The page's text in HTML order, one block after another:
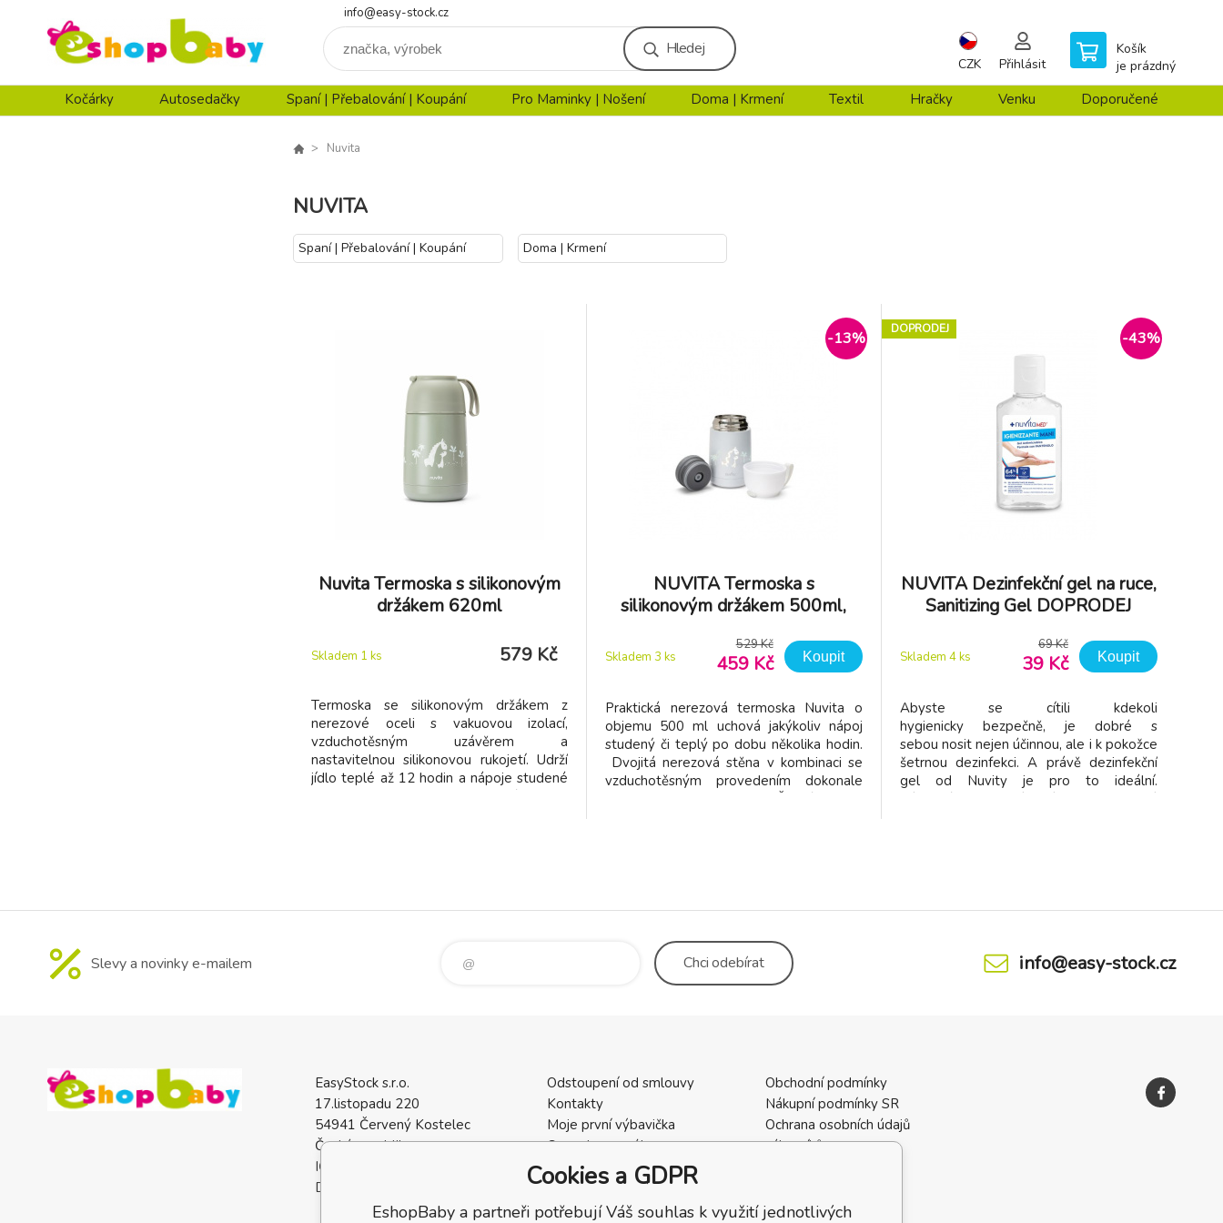
info@easy-stock.cz
Hledej
CZK Přihlásit
Košík
je prázdný
Kočárky Autosedačky Spaní | Přebalování | Koupání Pro Maminky | Nošení Doma | Krmení Textil Hračky Venku Doporučené
Nuvita
NUVITA
Spaní | Přebalování | Koupání Doma | Krmení
Nuvita Termoska s silikonovým
držákem 620ml
Skladem 1 ks 579 Kč
Termoska se silikonovým držákem z
nerezové oceli s vakuovou izolací,
vzduchotěsným uzávěrem a
nastavitelnou silikonovou rukojetí. Udrží
jídlo teplé až 12 hodin a nápoje studené
-13%
NUVITA Termoska s
silikonovým držákem 500ml,
Skladem 3ks
529 Kč
459 Kč Koupit
Praktická nerezová termoska Nuvita o
objemu 500 ml uchová jakýkoliv nápoj
studený či teplý po dobu několika hodin.
Dvojitá nerezová stěna v kombinaci se
vzduchotěsným provedením dokonale
DOPRODEJ -43%
NUVITA Dezinfekční gel na ruce,
Sanitizing Gel DOPRODEJ
Skladem 4ks
69 Kč
39 Kč Koupit
Abyste se cítili kdekoli
hygienicky bezpečně, je dobré s
sebou nosit nejen účinnou, ale i k pokožce
šetrnou dezinfekci. A právě dezinfekční
gel od Nuvity je pro to ideální.
Slevy a novinky e-mailem Chciodebírat info@easy-stock.cz
EasyStock s.r.o.
17.listopadu 220
54941 Červený Kostelec
Česká republika
IČO: 07727402
DIČ: CZ07727402
Odstoupení od smlouvy
Kontakty
Moje první výbavička
Ceny dopravného
Vrácení zboží / Reklamace
Reklamace
Recenze
Obchodní podmínky
Nákupní podmínky SR
Ochrana osobních údajů
zákazníků
Cookies a GDPR
EshopBaby a partneři potřebují Váš souhlas k využití jednotlivých